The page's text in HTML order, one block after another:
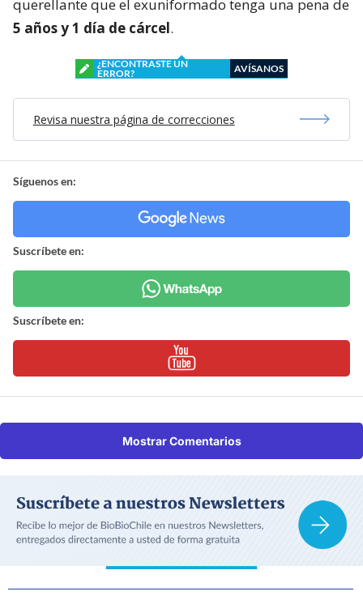
querellante que el exuniformado tenga una pena de
5 años y 1 día de cárcel.
¿ENCONTRASTE UN
ERROR?
AVÍSANOS
Revisa nuestra página de correcciones
Síguenos en:
Suscríbete en:
Suscríbete en:
Mostrar Comentarios